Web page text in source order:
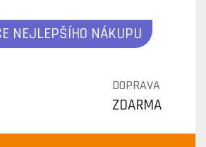
NEJLEPŠÍHO NÁKUPU
DOPRAVA
ZDARMA